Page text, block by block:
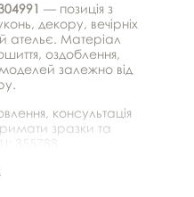
— позиція з
декору, вечірніх
ательє. Матеріал
оздоблення,
залежно від
консультація
зразки та
— матеріал для